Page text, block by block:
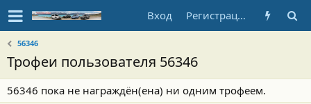
Вход Регистрация
56346
Трофеи пользователя 56346
56346 пока не награждён(ена) ни одним трофеем.